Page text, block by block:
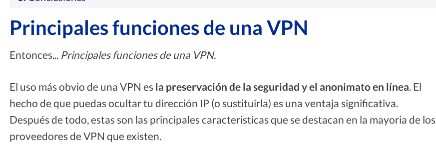
Principales funciones de una VPN
Entonces... Principales funciones de una VPN.
El uso más obvio de una VPN es la preservación de la seguridad y el anonimato en línea. El
hecho de que puedas ocultar tu dirección IP (o sustituirla) es una ventaja significativa.
Después de todo, estas son las principales caracteristicas que se destacan en la mayoria de los
proveedores de VPN que existen.